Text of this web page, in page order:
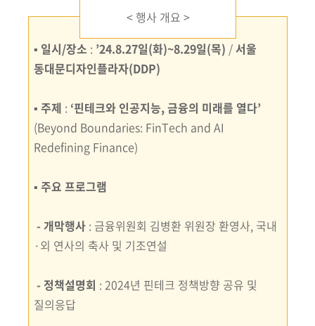
< 행사 개요 >
▪ 일시/장소 : ’24.8.27일(화)~8.29일(목) /서울
동대문디자인플라자(DDP)
▪ 주제 : ‘핀테크와 인공지능, 금융의 미래를 열다’
(Beyond Boundaries: FinTech and AI
Redefining Finance)
▪ 주요 프로그램
- 개막행사: 금융위원회 김병환 위원장 환영사, 국내
·외 연사의 축사 및 기조연설
- 정책설명회 : 2024년 핀테크 정책방향 공유 및
질의응답